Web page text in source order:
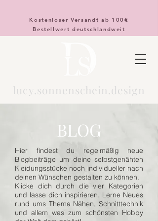
lucy.sonnenschein.design
Kostenloser Versandt ab 100€
Bestellwert deutschlandweit
BLOG
Hier findest du regelmäßig neue
Blogbeiträge um deine selbstgenähten
Kleidungsstücke noch individueller nach
deinen Wünschen gestalten zu können.
Klicke dich durch die vier Kategorien
und lasse dich inspirieren. Lerne Neues
rund ums Thema Nähen, Schnitttechnik
und allem was zum schönsten Hobby